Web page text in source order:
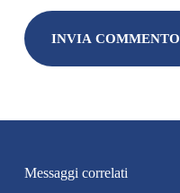
INVIA COMMENTO
Messaggi correlati